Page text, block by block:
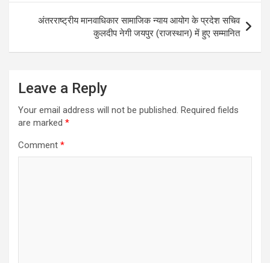
अंतरराष्ट्रीय मानवाधिकार सामाजिक न्याय आयोग के प्रदेश सचिव
कुलदीप नेगी जयपुर (राजस्थान) में हुए सम्मानित
Leave a Reply
Your email address will not be published. Required fields
are marked *
Comment *